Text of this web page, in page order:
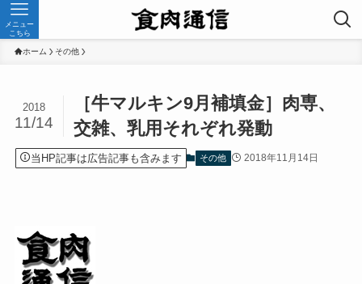
メニュー
こちら
ホーム その他
［牛マルキン9月補填金］肉専、
交雑、乳用それぞれ発動
2018
11/14
当HP記事は広告記事も含みます その他 2018年11月14日